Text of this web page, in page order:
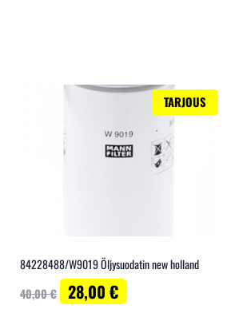
TARJOUS
84228488/W9019 Öljysuodatin new holland
40,00€Alkuperäinen
hinta
28,00 € Nykyinen
hinta